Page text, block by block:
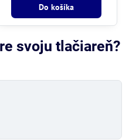
Do košíka
svoju tlačiareň?